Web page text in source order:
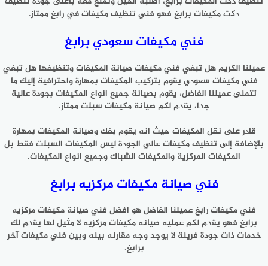
دكت مكيفات برابغ فهو فني تنظيف مكيفات في رابغ ممتاز.
فني مكيفات سعودي برابغ
عميلنا الكريم هل تبغي فني مكيفات صيانة المكيفات وتنظيفها هل تبغي
فني مكيفات سعودي يقوم بتركيب المكيفات بمهارة واحترافية إليك ما
تتمنى عميلنا الفاضل، يقوم بصيانة جميع انواع المكيفات بجودة عالية
جدا، يقدم لكم صيانة مكيفات سبلت ممتاز.
قادر على نقل المكيفات حيث انه يقوم بفك وصيانة المكيفات بمهارة
بالإضافة إلى تنظيف مكيفات عالي الجودة ليس المكيفات السبلت فقط بل
المكيفات المركزية والمكيفات الشباك وجميع انواع المكيفات.
فني صيانة مكيفات مركزيه برابغ
فني مكيفات رابغ عميلنا الفاضل هو افضل فني صيانة مكيفات مركزيه
برابغ فهو يقدم لكم عمليه صيانه مكيفات مركزيه لا مثيل لها يقدم لك
خدمات ذات جودة فرينة لا يوجد وجه مقارنه بينه وبين فني مكيفات آخر
برابغ.